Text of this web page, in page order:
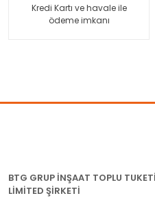
Kredi Kartı ve havale ile
ödeme imkanı
BTG GRUP İNŞAAT TOPLU
LİMİTED ŞİRKETİ